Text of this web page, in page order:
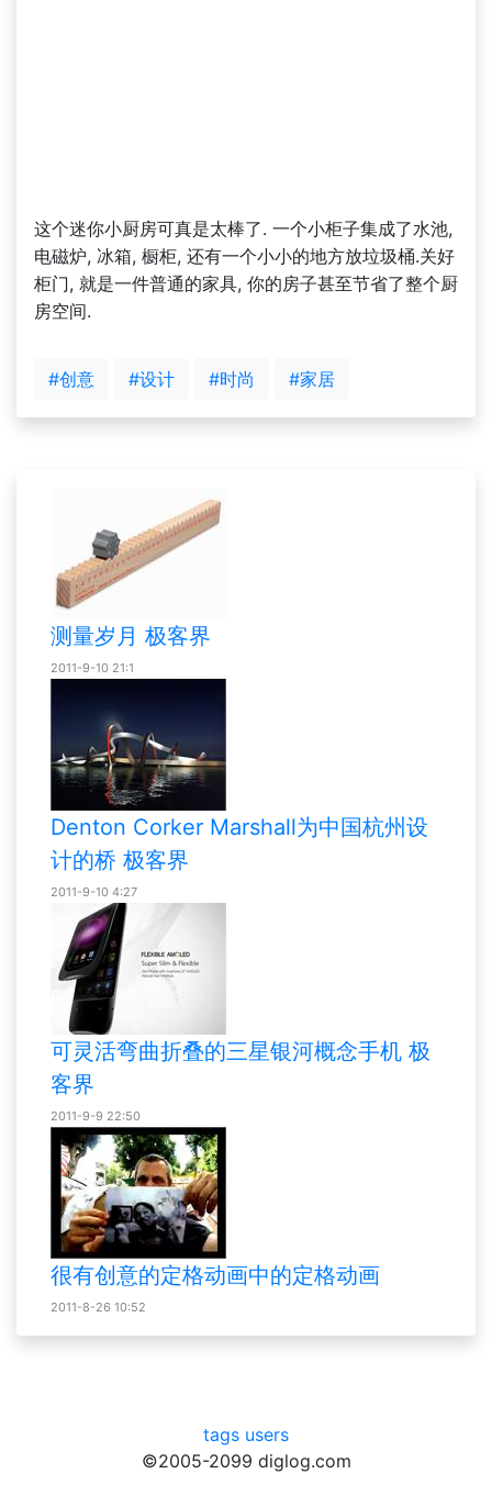
这个迷你小厨房可真是太棒了. 一个小柜子集成了水池,
电磁炉, 冰箱, 橱柜, 还有一个小小的地方放垃圾桶.关好
柜门, 就是一件普通的家具, 你的房子甚至节省了整个厨
房空间.
#创意 #设计 #时尚 #家居
测量岁月 极客界
2011-9-10 21:1
Denton Corker Marshall为中国杭州设
计的桥 极客界
2011-9-10 4:27
可灵活弯曲折叠的三星银河概念手机 极
客界
2011-9-9 22:50
很有创意的定格动画中的定格动画
2011-8-26 10:52
tags users
©2005-2099 diglog.com